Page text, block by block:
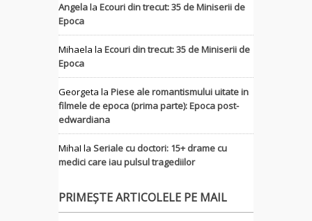
Angelala Ecouri din trecut: 35 de Miniserii de
Epoca
Mihaela la Ecouri din trecut: 35 de Miniserii de
Epoca
Georgeta la Piese ale romantismului uitate in
filmele de epoca (prima parte): Epoca post-
edwardiana
MihaI la Seriale cu doctori: 15+ drame cu
medici care iau pulsul tragediilor
PRIMEȘTE ARTICOLELE PE MAIL